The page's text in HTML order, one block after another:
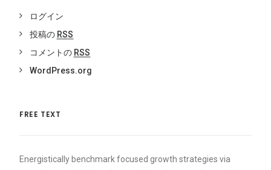
ログイン
投稿の RSS
コメントの RSS
WordPress.org
FREE TEXT
Energistically benchmark focused growth strategies via